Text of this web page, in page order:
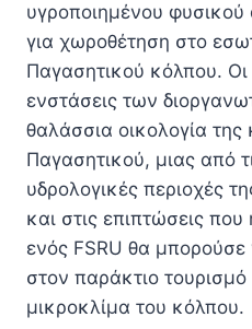
υγροποιημένου φυσικού
για χωροθέτηση στο
Παγασητικού κόλπου. Οι
ενστάσεις των
θαλάσσια οικολογία της
Παγασητικού, μιας από
υδρολογικές περιοχές
και στις επιπτώσεις που
ενός FSRU θα μπορούσε
στον παράκτιο τουρισμό
μικροκλίμα του κόλπου.